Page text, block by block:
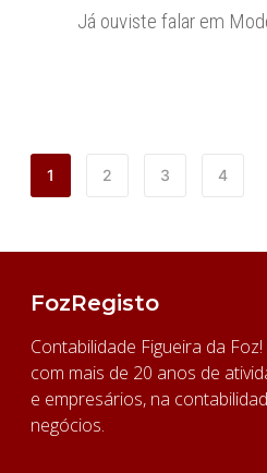
Já ouviste falar em
1 2 3 4
FozRegisto
Contabilidade Figueira da
com mais de 20 anos de
e empresários, na
negócios.